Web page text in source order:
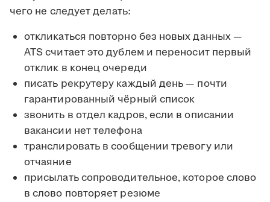
чего не следует делать:
откликаться повторно без новых данных —
ATS считает это дублем и переносит первый
отклик в конец очереди
писать рекрутеру каждый день — почти
гарантированный чёрный список
звонить в отдел кадров, если в описании
вакансии нет телефона
транслировать в сообщении тревогу или
отчаяние
присылать сопроводительное, которое слово
в слово повторяет резюме